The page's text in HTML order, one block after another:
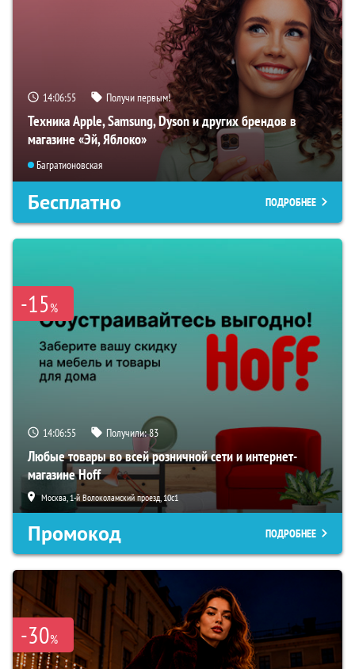
14:06:53 Получи первым!
Техника Apple, Samsung, Dyson и других брендов в
магазине «Эй, Яблоко»
Багратионовская
Бесплатно ПОДРОБНЕЕ
-15%
14:06:53 Получили:83
Любые товары во всей розничной сети и интернет-
магазине Hoff
Москва, 1-й Волоколамский проезд, 10с1
Промокод ПОДРОБНЕЕ
-30%